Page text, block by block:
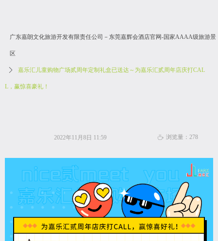
广东嘉朗文化旅游开发有限责任公司－东莞嘉辉会酒店官网-国家AAAA级旅游景
区
ꄲ 嘉乐汇儿童购物广场贰周年定制礼盒已送达～为嘉乐汇贰周年店庆打CAL
L，赢惊喜豪礼！
2022年11月8日 11:59 ꄘ 浏览量： 278